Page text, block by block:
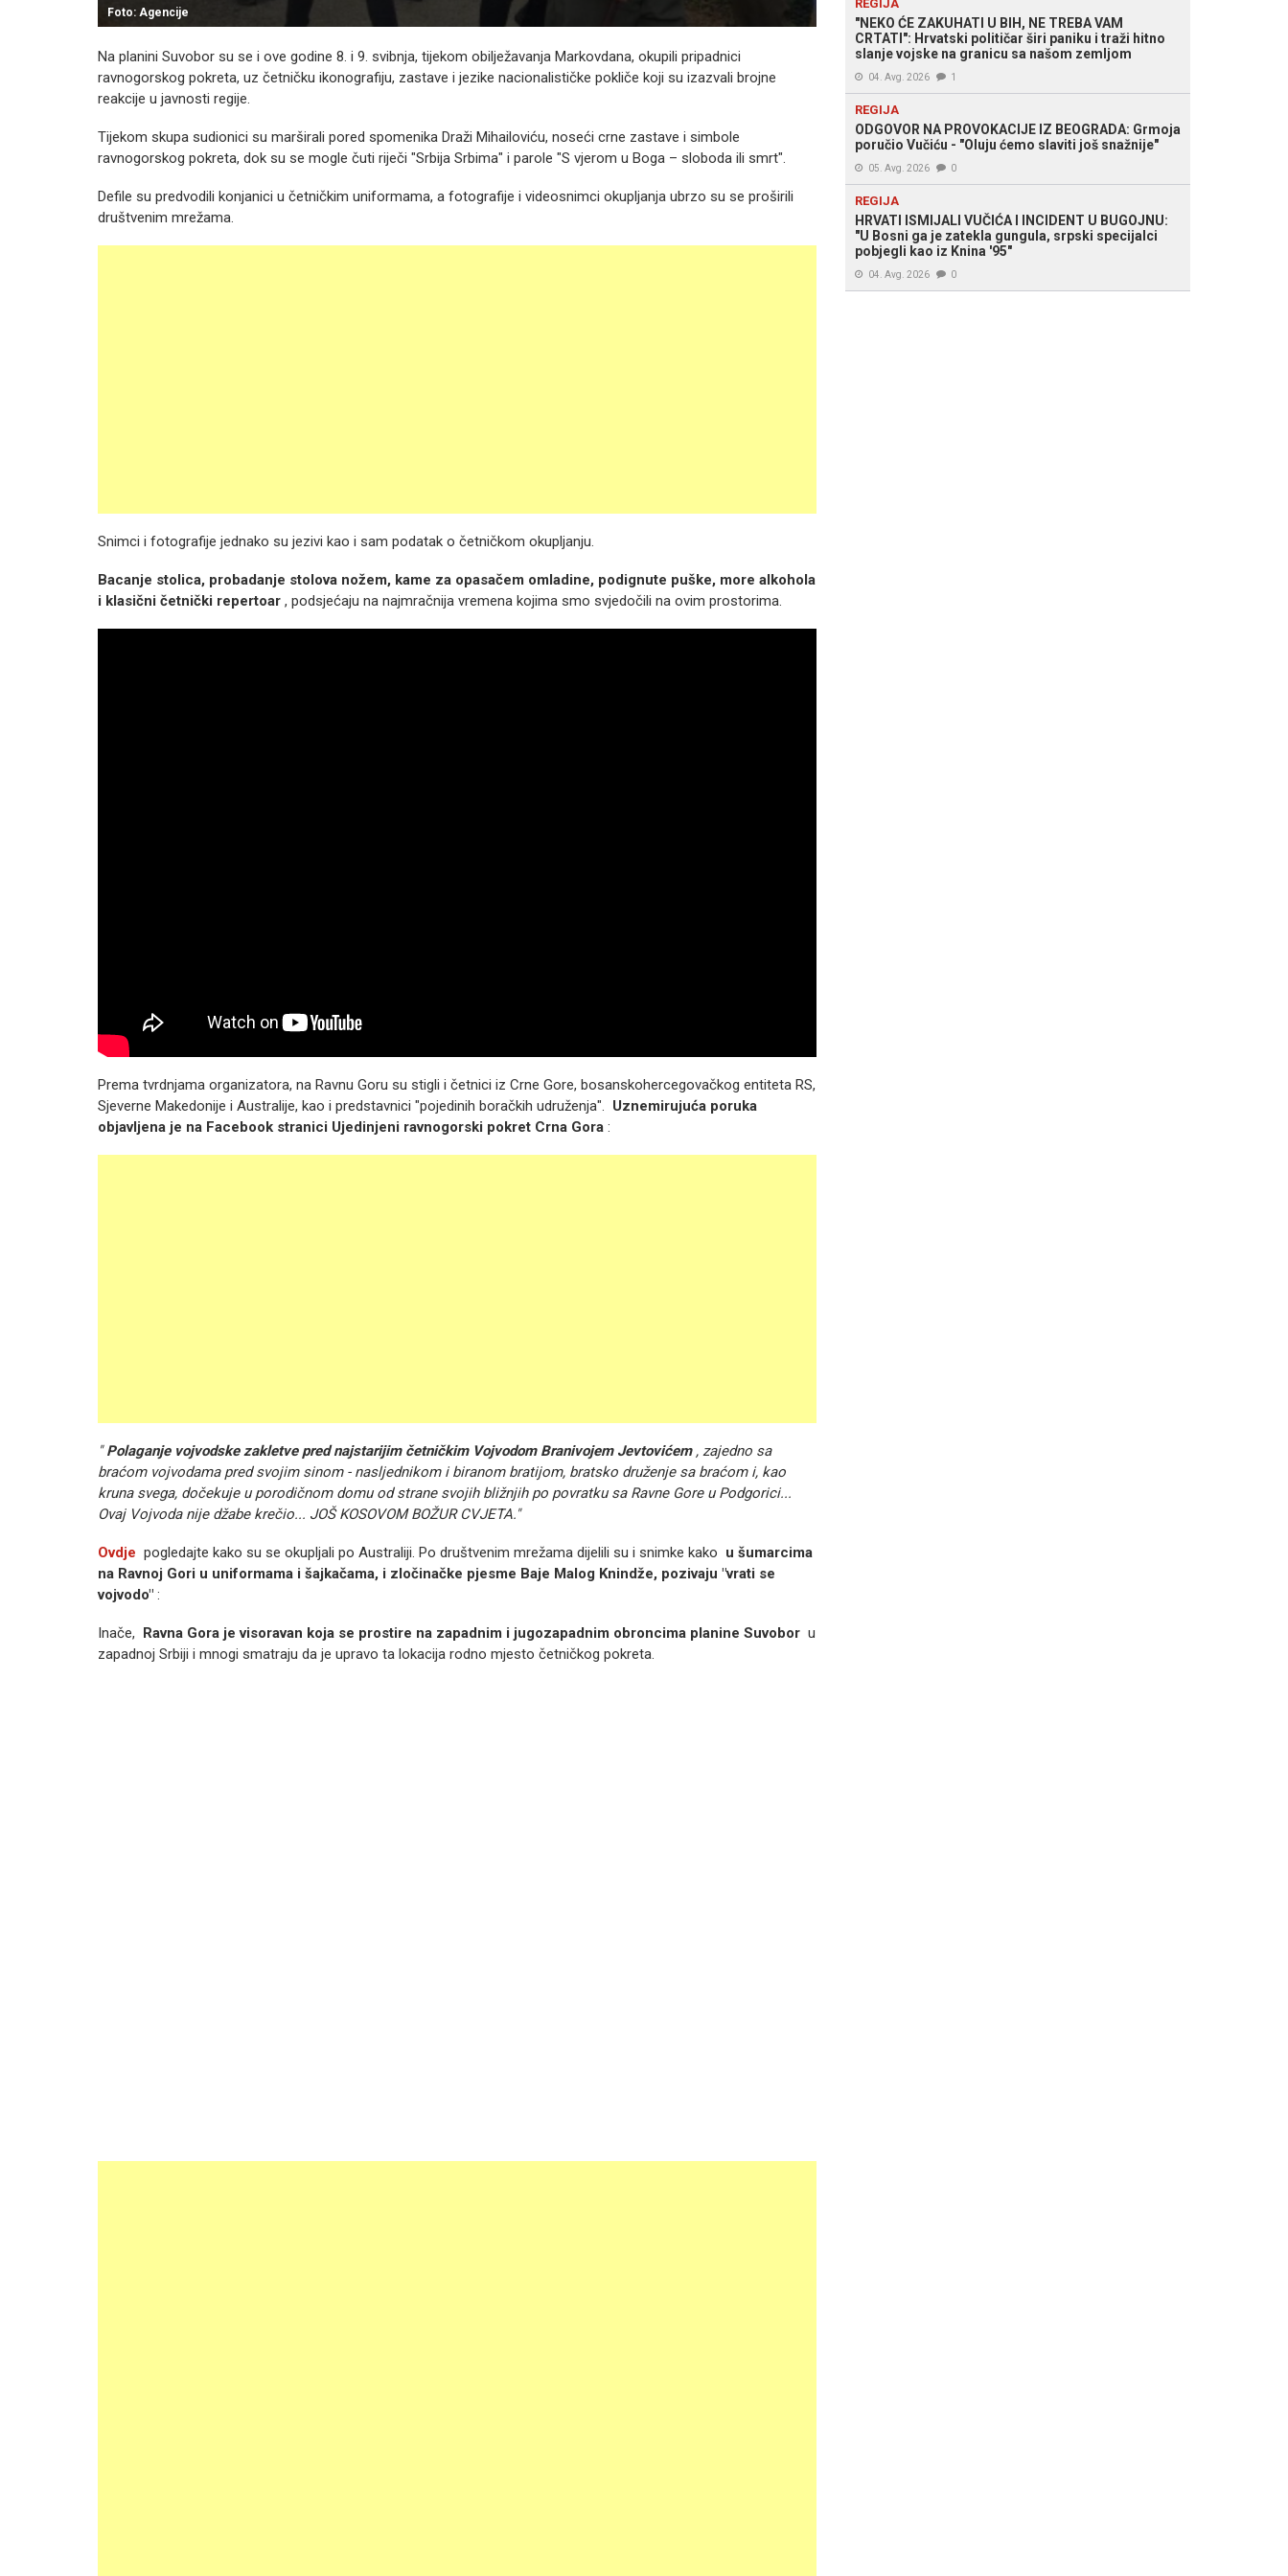
Foto: Agencije Foto: Agencije
Na planini Suvobor su se i ove godine 8. i 9. svibnja, tijekom obilježavanja Markovdana, okupili pripadnici
ravnogorskog pokreta, uz četničku ikonografiju, zastave i jezike nacionalističke pokliče koji su izazvali brojne
reakcije u javnosti regije.
Tijekom skupa sudionici su marširali pored spomenika Draži Mihailoviću, noseći crne zastave i simbole
ravnogorskog pokreta, dok su se mogle čuti riječi "Srbija Srbima" i parole "S vjerom u Boga – sloboda ili smrt".
Defile su predvodili konjanici u četničkim uniformama, a fotografije i videosnimci okupljanja ubrzo su se proširili
društvenim mrežama.
Snimci i fotografije jednako su jezivi kao i sam podatak o četničkom okupljanju.
Bacanje stolica, probadanje stolova nožem, kame za opasačem omladine, podignute puške, more alkohola
i klasični četnički repertoar , podsjećaju na najmračnija vremena kojima smo svjedočili na ovim prostorima.
Prema tvrdnjama organizatora, na Ravnu Goru su stigli i četnici iz Crne Gore, bosanskohercegovačkog entiteta RS,
Sjeverne Makedonije i Australije, kao i predstavnici "pojedinih boračkih udruženja". Uznemirujuća poruka
objavljena je na Facebook stranici Ujedinjeni ravnogorski pokret Crna Gora :
"Polaganje vojvodske zakletve pred najstarijim četničkim Vojvodom Branivojem Jevtovićem, zajedno sa
braćom vojvodama pred svojim sinom - nasljednikom i biranom bratijom, bratsko druženje sa braćom i, kao
kruna svega, dočekuje u porodičnom domu od strane svojih bližnjih po povratku sa Ravne Gore u Podgorici...
Ovaj Vojvoda nije džabe krečio... JOŠ KOSOVOM BOŽUR CVJETA."
Ovdje pogledajte kako su se okupljali po Australiji. Po društvenim mrežama dijelili su i snimke kako u šumarcima
na Ravnoj Gori u uniformama i šajkačama, i zločinačke pjesme Baje Malog Knindže, pozivaju "vrati se
vojvodo" :
Inače, Ravna Gora je visoravan koja se prostire na zapadnim i jugozapadnim obroncima planine Suvobor u
zapadnoj Srbiji i mnogi smatraju da je upravo ta lokacija rodno mjesto četničkog pokreta.
REGIJA
"NEKO ĆE ZAKUHATI U BIH, NE TREBA VAM
CRTATI": Hrvatski političar širi paniku i traži hitno
slanje vojske na granicu sa našom zemljom
04. Avg. 2026 1
REGIJA
ODGOVOR NA PROVOKACIJE IZ BEOGRADA: Grmoja
poručio Vučiću - "Oluju ćemo slaviti još snažnije"
05. Avg. 2026 0
REGIJA
HRVATI ISMIJALI VUČIĆA I INCIDENT U BUGOJNU:
"U Bosni ga je zatekla gungula, srpski specijalci
pobjegli kao iz Knina '95"
04. Avg. 2026 0